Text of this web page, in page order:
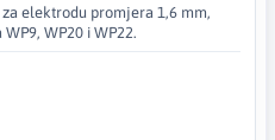
elektrodu promjera 1,6 mm,
WP20 i WP22.